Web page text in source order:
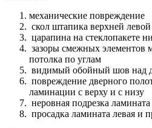
механические повреждение
скол штапика верхней левой
царапина на стеклопакете
зазоры смежных элементов
потолка по углам
видимый обойный шов над
повреждение дверного
ламинации с верху и с низу
неровная подрезка
просадка ламината левая и